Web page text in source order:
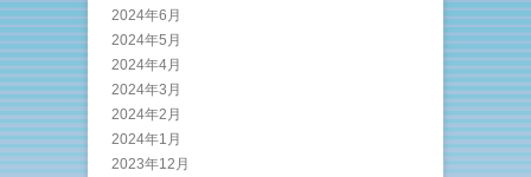
2024年6月
2024年5月
2024年4月
2024年3月
2024年2月
2024年1月
2023年12月